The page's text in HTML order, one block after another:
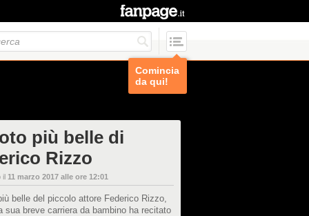
Comincia
da qui!
più belle di
Rizzo
il 11 marzo 2017 alle ore 12:01
belle del piccolo attore Federico Rizzo,
sua breve carriera da bambino ha recitato